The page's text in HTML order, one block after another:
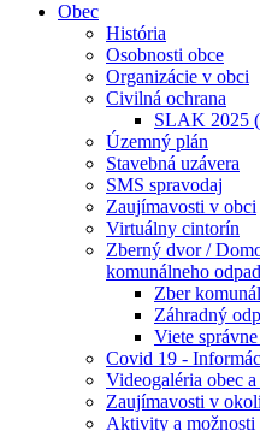
Obec
História
Osobnosti obce
Organizácie v obci
Civilná ochrana
SLAK 2025
Územný plán
Stavebná uzávera
SMS spravodaj
Zaujímavosti v obci
Virtuálny cintorín
Zberný dvor /
komunálneho
Zber
Záhradný
Viete
Covid 19 -
Videogaléria obec
Zaujímavosti v
Aktivity a možnosti